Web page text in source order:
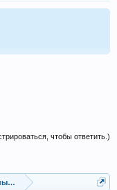
чтобы ответить.)
опционов, ММВБ